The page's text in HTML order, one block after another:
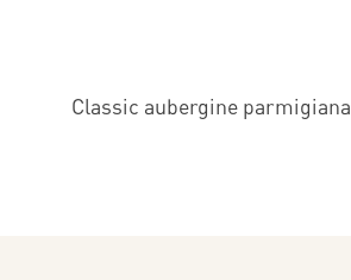
Classic aubergine parmigiana